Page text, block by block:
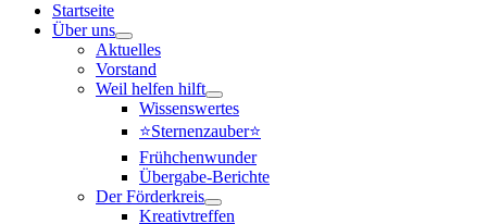
Startseite
Über uns
Aktuelles
Vorstand
Weil helfen hilft
Wissenswertes
⭐Sternenzauber⭐
Frühchenwunder
Übergabe-Berichte
Der Förderkreis
Kreativtreffen